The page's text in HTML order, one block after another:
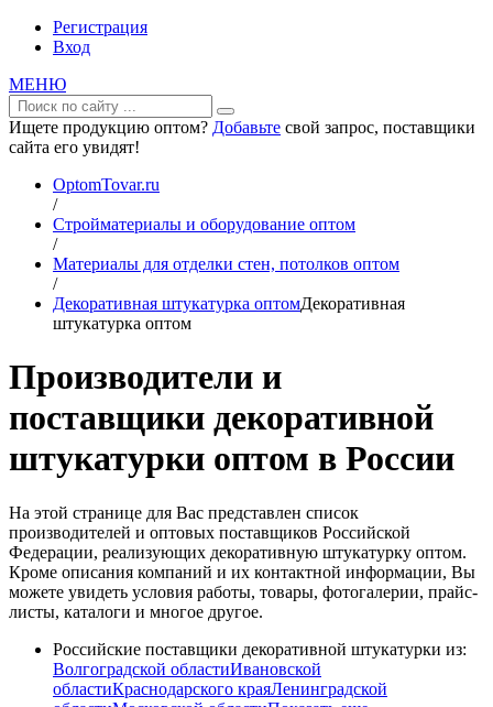
Регистрация
Вход
МЕНЮ
Ищете продукцию оптом? Добавьте свой запрос, поставщики
сайта его увидят!
OptomTovar.ru
/
Стройматериалы и оборудование оптом
/
Материалы для отделки стен, потолков оптом
/
Декоративная штукатурка оптомДекоративная
штукатурка оптом
Производители и
поставщики декоративной
штукатурки оптом в России
На этой странице для Вас представлен список
производителей и оптовых поставщиков Российской
Федерации, реализующих декоративную штукатурку оптом.
Кроме описания компаний и их контактной информации, Вы
можете увидеть условия работы, товары, фотогалерии, прайс-
листы, каталоги и многое другое.
Российские поставщики декоративной штукатурки из:
Волгоградской областиИвановской
областиКраснодарского краяЛенинградской